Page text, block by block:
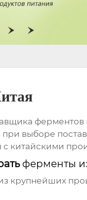
ферментов
при выборе
китайскими
ферменты
крупнейших